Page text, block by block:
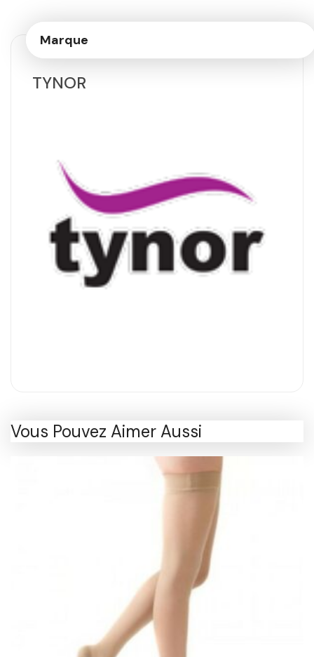
Marque
TYNOR
Vous Pouvez Aimer Aussi